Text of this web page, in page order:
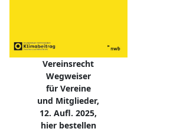
Vereinsrecht
Wegweiser
für Vereine
und Mitglieder,
12. Aufl. 2025,
hier bestellen